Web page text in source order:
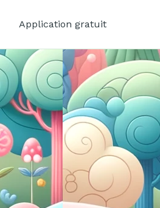
Application gratuit